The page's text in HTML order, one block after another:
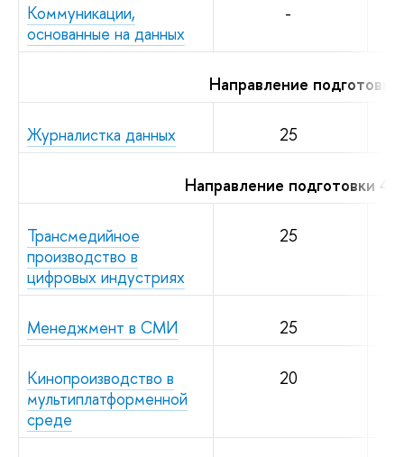
Коммуникации,
основанные на данных
-
Направление
Журналистка данных 25
Направление подготовки
Трансмедийное
производство в
цифровых индустриях
25
Менеджмент в СМИ 25
Кинопроизводство в
мультиплатформенной
среде
20